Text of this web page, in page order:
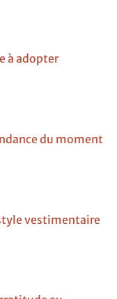
à adopter
du moment
vestimentaire